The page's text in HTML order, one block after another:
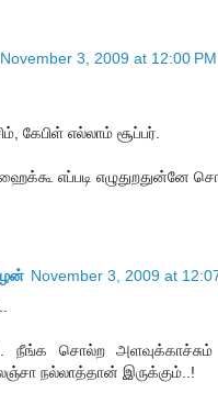
November 3, 2009 at 12:00 PM
கேபிள் எல்லாம் சூப்பர்.
எப்படி எழுதுறதுன்னே
November 3, 2009 at
நீங்க சொல்ற
நல்லாத்தான் இருக்கும்..!